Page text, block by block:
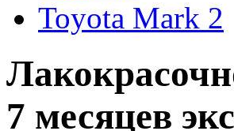
Toyota Mark 2
7 месяцев